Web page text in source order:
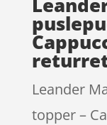
Leander
topper –